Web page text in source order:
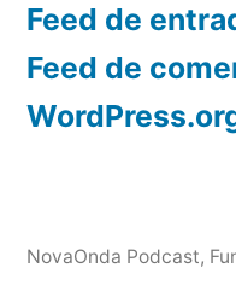
Feed de
Feed de
NovaOnda Podcast,